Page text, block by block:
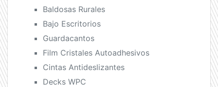
Baldosas Rurales
Bajo Escritorios
Guardacantos
Film Cristales Autoadhesivos
Cintas Antideslizantes
Decks WPC